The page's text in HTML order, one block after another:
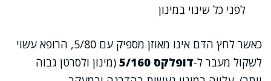
לפני כל שינוי במינון
כאשר לחץ הדם אינו מאוזן מספיק עם 5/80, הרופא עשוי
לשקול מעבר ל-דופלקס 5/160
(מינון ולסרטן גבוה